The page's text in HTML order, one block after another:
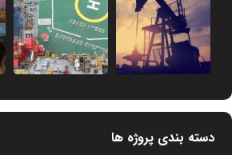
دسته بندی پروژه ها